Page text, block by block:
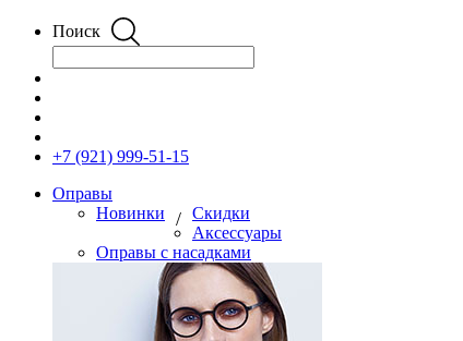
Поиск
+7 (921) 999-51-15
Оправы
Новинки
/ Скидки
Аксессуары
Оправы с насадками